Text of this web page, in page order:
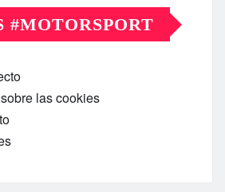
#MOTORSPORT
las cookies